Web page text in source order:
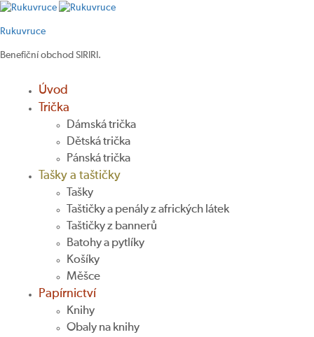
Rukuvruce
Benefiční obchod SIRIRI.
Úvod
Trička
Dámská trička
Dětská trička
Pánská trička
Tašky a taštičky
Tašky
Taštičky a penály z afrických látek
Taštičky z bannerů
Batohy a pytlíky
Košíky
Měšce
Papírnictví
Knihy
Obaly na knihy